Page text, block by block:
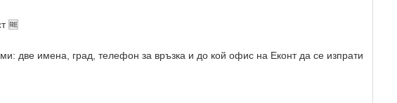
🆓
две имена, град, телефон за връзка и до кой офис на Еконт да се изпрати